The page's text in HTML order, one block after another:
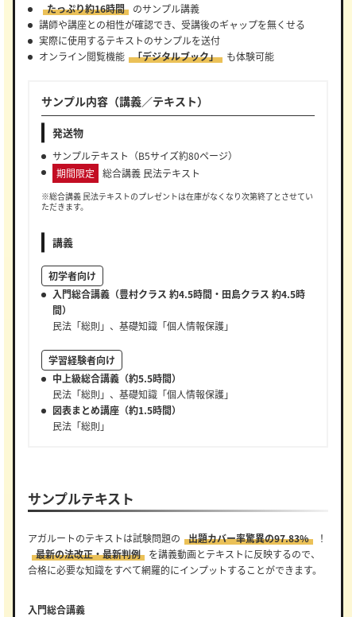
たっぷり約16時間
のサンプル講義
講師や講座との相性が確認でき、受講後のギャップを無くせる
実際に使用するテキストのサンプルを送付
オンライン閲覧機能 「デジタルブック」 も体験可能
サンプル内容（講義／テキスト）
発送物
サンプルテキスト（B5サイズ約80ページ）
期間限定
総合講義 民法テキスト
※総合講義 民法テキストのプレゼントは在庫がなくなり次第終了とさせてい
ただきます。
講義
初学者向け
入門総合講義（豊村クラス 約4.5時間・田島クラス 約4.5時
間）
民法「総則」、基礎知識「個人情報保護」
学習経験者向け
中上級総合講義（約5.5時間）
民法「総則」、基礎知識「個人情報保護」
図表まとめ講座（約1.5時間）
民法「総則」
サンプルテキスト
アガルートのテキストは試験問題の 出題カバー率驚異の97.83%
！
最新の法改正・最新判例
を講義動画とテキストに反映するので、
合格に必要な知識をすべて網羅的にインプットすることができます。
入門総合講義